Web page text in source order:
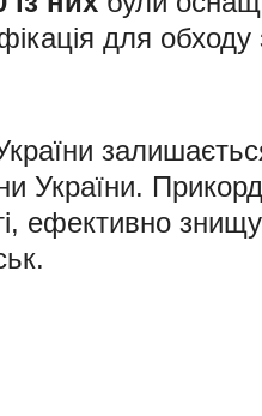
для
України.
ефективно